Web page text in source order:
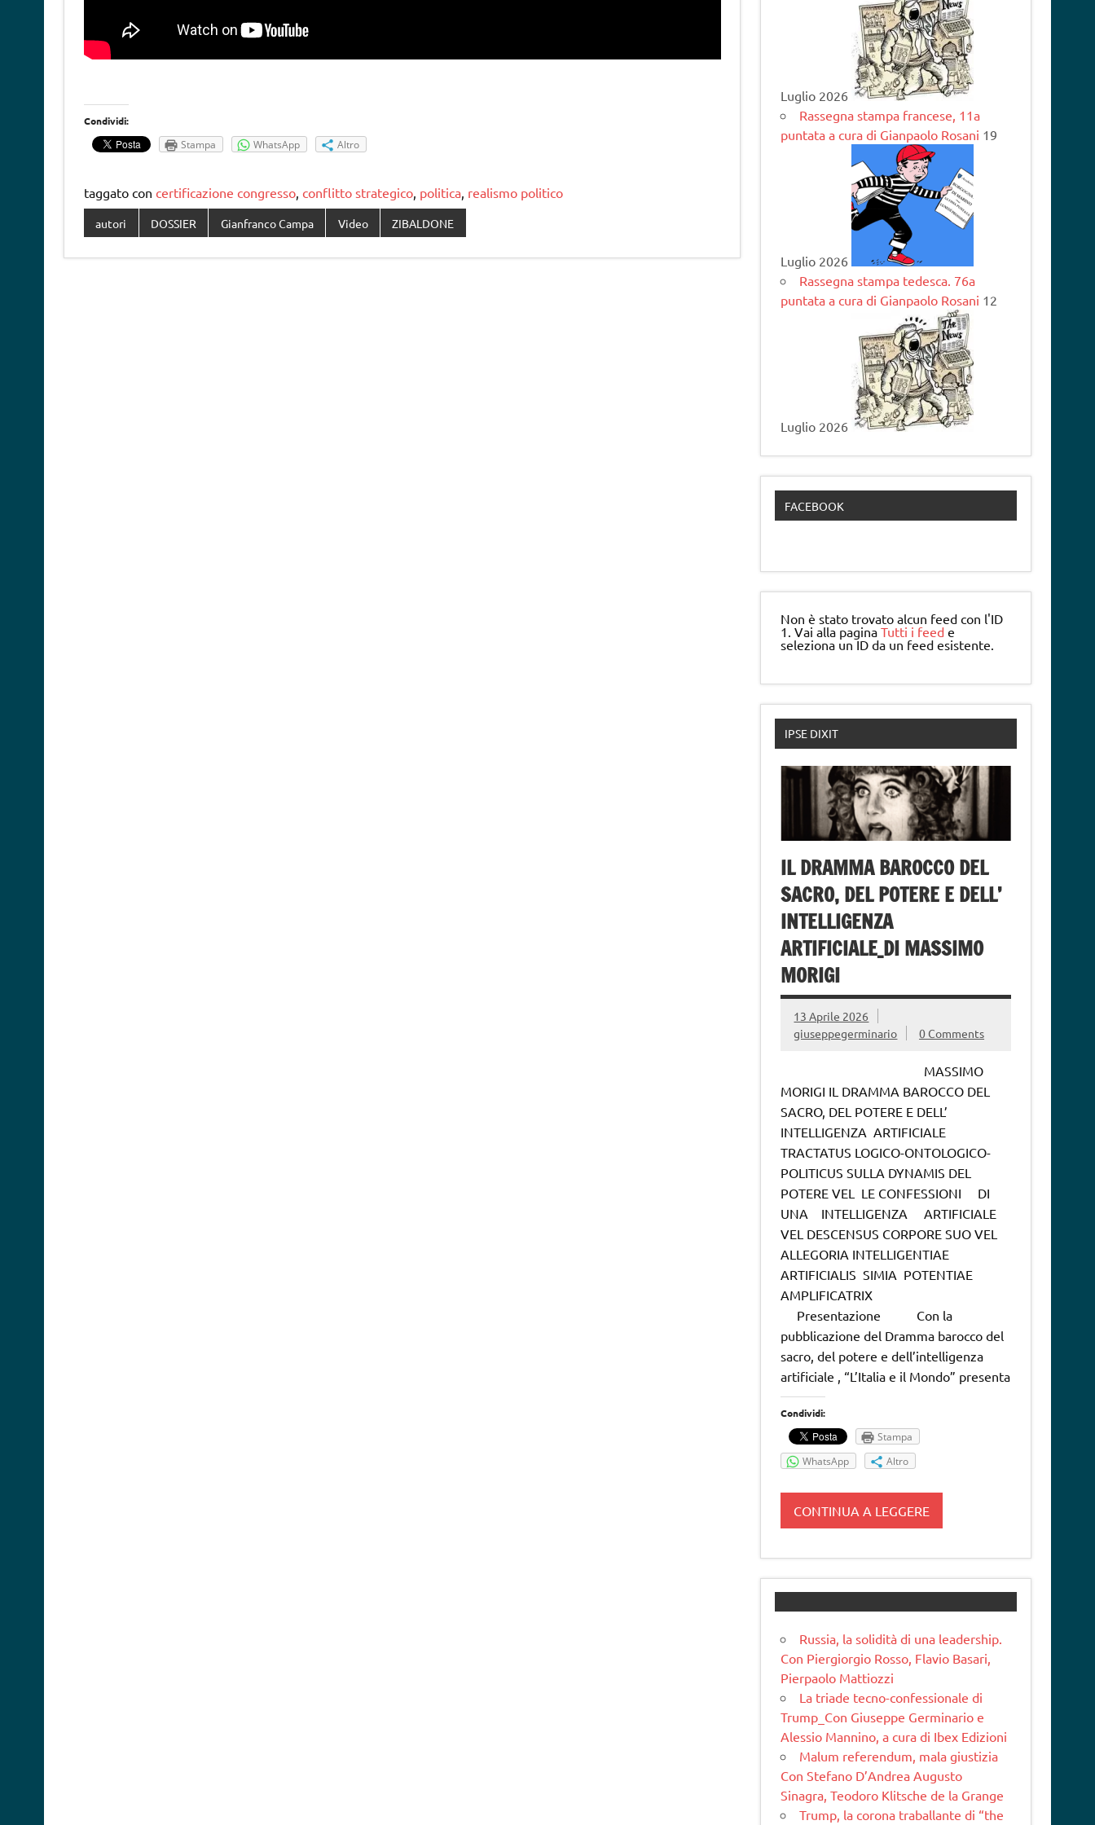
Condividi:
Stampa WhatsApp Altro
taggato con certificazione congresso, conflitto strategico, politica, realismo politico
autori DOSSIER Gianfranco Campa Video ZIBALDONE
Luglio 2026
Rassegna stampa francese, 11a
puntata a cura di Gianpaolo Rosani 19
Luglio 2026
Rassegna stampa tedesca. 76a
puntata a cura di Gianpaolo Rosani 12
Luglio 2026
FACEBOOK
Non è stato trovato alcun feed con l'ID
1. Vai alla paginaTutti i feed e
seleziona un ID da un feed esistente.
IPSE DIXIT
IL DRAMMA BAROCCO DEL
SACRO, DEL POTERE E DELL’
INTELLIGENZA
ARTIFICIALE_DI MASSIMO
MORIGI
13 Aprile 2026
giuseppegerminario
0 Comments
MASSIMO
MORIGI IL DRAMMA BAROCCO DEL
SACRO, DEL POTERE E DELL’
INTELLIGENZA ARTIFICIALE
TRACTATUS LOGICO-ONTOLOGICO-
POLITICUS SULLA DYNAMIS DEL
POTERE VEL LE CONFESSIONI DI
UNA INTELLIGENZA ARTIFICIALE
VEL DESCENSUS CORPORE SUO VEL
ALLEGORIA INTELLIGENTIAE
ARTIFICIALIS SIMIA POTENTIAE
AMPLIFICATRIX
Presentazione Con la
pubblicazione del Dramma barocco del
sacro, del potere e dell’intelligenza
artificiale , “L’Italia e il Mondo” presenta
Condividi:
Stampa
WhatsApp
Altro
CONTINUA A LEGGERE
Russia, la solidità di una leadership.
Con Piergiorgio Rosso, Flavio Basari,
Pierpaolo Mattiozzi
La triade tecno-confessionale di
Trump_Con Giuseppe Germinario e
Alessio Mannino, a cura di Ibex Edizioni
Malum referendum, mala giustizia
Con Stefano D’Andrea Augusto
Sinagra, Teodoro Klitsche de la Grange
Trump, la corona traballante di “the